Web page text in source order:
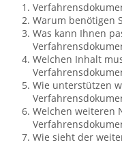
Warum benötigen
Was kann Ihnen
Welchen Inhalt
Wie unterstützen
Welchen weiteren
Wie sieht der